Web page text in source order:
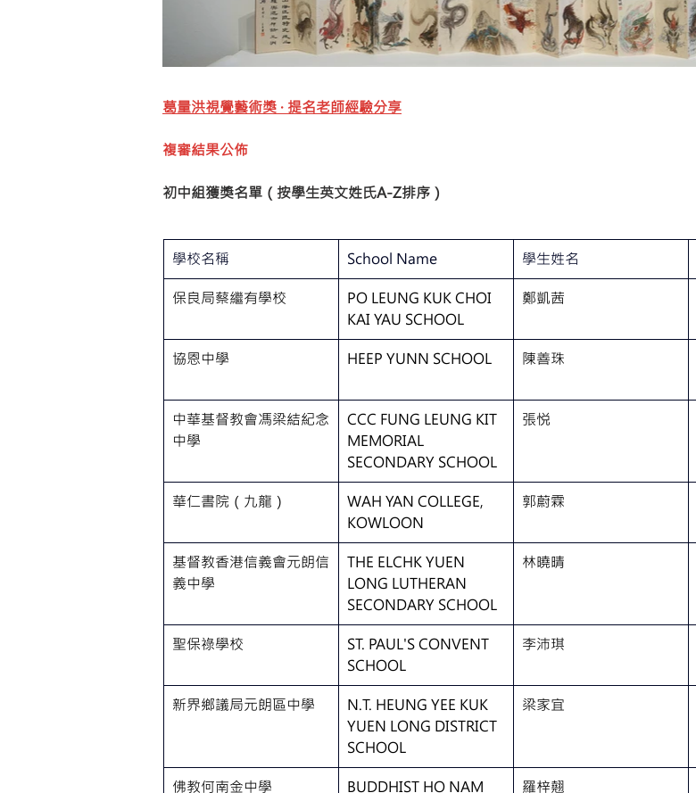
葛量洪視覺藝術獎 · 提名老師經驗分享
複審結果公佈
初中組獲獎名單（按學生英文姓氏A-Z排序）
學校名稱 School Name 學生姓名
保良局蔡繼有學校
PO LEUNG KUK CHOI
KAI YAU SCHOOL
鄭凱茜
協恩中學 HEEP YUNN SCHOOL 陳善珠
中華基督教會馮梁結紀念
中學
CCC FUNG LEUNG KIT
MEMORIAL
SECONDARY SCHOOL
張悦
華仁書院（九龍）
WAH YAN COLLEGE,
KOWLOON
郭蔚霖
基督教香港信義會元朗信
義中學
THE ELCHK YUEN
LONG LUTHERAN
SECONDARY SCHOOL
林曉晴
聖保祿學校
ST. PAUL'S CONVENT
SCHOOL
李沛琪
新界鄉議局元朗區中學
N.T. HEUNG YEE KUK
YUEN LONG DISTRICT
SCHOOL
梁家宜
佛教何南金中學 BUDDHIST HO NAM 羅梓翹